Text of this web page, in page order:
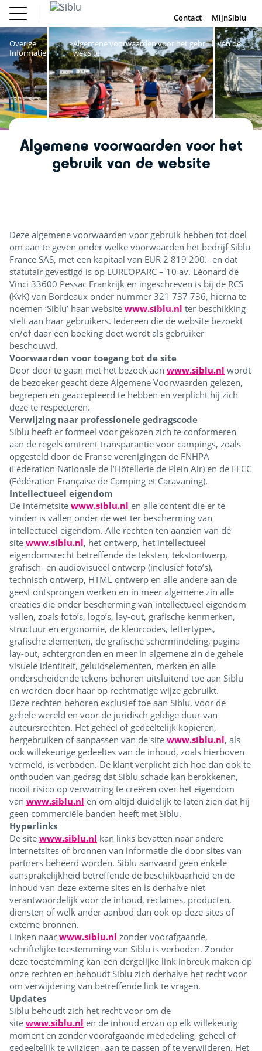
Overslaan
en
naar
de
inhoud
gaan
Fun Pass
Parken)
FR IE EN
Onze Campings
Vakantie Inspiratie
Aanbiedingen
Accommodaties / Kampeerplaatsen
Ontdek Siblu
Fun Pass (Franse Parken)
Chalet Kopen
DE FR IE EN
Contact MijnSiblu
Overige
Informatie
Algemene voorwaarden voor het gebruik van de
website
Algemene voorwaarden voor het
gebruik van de website
Deze algemene voorwaarden voor gebruik hebben tot doel
om aan te geven onder welke voorwaarden het bedrijf Siblu
France SAS, met een kapitaal van EUR 2 819 200.- en dat
statutair gevestigd is op EUREOPARC – 10 av. Léonard de
Vinci 33600 Pessac Frankrijk en ingeschreven is bij de RCS
(KvK) van Bordeaux onder nummer 321 737 736, hierna te
noemen ‘Siblu’ haar website www.siblu.nl ter beschikking
stelt aan haar gebruikers. Iedereen die de website bezoekt
en/of daar een boeking doet wordt als gebruiker
beschouwd.
Voorwaarden voor toegang tot de site
Door door te gaan met het bezoek aan www.siblu.nl wordt
de bezoeker geacht deze Algemene Voorwaarden gelezen,
begrepen en geaccepteerd te hebben en verplicht hij zich
deze te respecteren.
Verwijzing naar professionele gedragscode
Siblu heeft er formeel voor gekozen zich te conformeren
aan de regels omtrent transparantie voor campings, zoals
opgesteld door de Franse verenigingen de FNHPA
(Fédération Nationale de l’Hôtellerie de Plein Air) en de FFCC
(Fédération Française de Camping et Caravaning).
Intellectueel eigendom
De internetsite www.siblu.nl en alle content die er te
vinden is vallen onder de wet ter bescherming van
intellectueel eigendom. Alle rechten ten aanzien van de
site www.siblu.nl, het ontwerp, het intellectueel
eigendomsrecht betreffende de teksten, tekstontwerp,
grafisch- en audiovisueel ontwerp (inclusief foto’s),
technisch ontwerp, HTML ontwerp en alle andere aan de
geest ontsprongen werken en in meer algemene zin alle
creaties die onder bescherming van intellectueel eigendom
vallen, zoals foto’s, logo’s, lay-out, grafische kenmerken,
structuur en ergonomie, de kleurcodes, lettertypes,
grafische elementen, de grafische schermindeling, pagina
lay-out, achtergronden en meer in algemene zin de gehele
visuele identiteit, geluidselementen, merken en alle
onderscheidende tekens behoren uitsluitend toe aan Siblu
en worden door haar op rechtmatige wijze gebruikt.
Deze rechten behoren exclusief toe aan Siblu, voor de
gehele wereld en voor de juridisch geldige duur van
auteursrechten. Het geheel of gedeeltelijk kopiëren,
hergebruiken of aanpassen van de site www.siblu.nl, als
ook willekeurige gedeeltes van de inhoud, zoals hierboven
vermeld, is verboden. De klant verplicht zich hoe dan ook te
onthouden van gedrag dat Siblu schade kan berokkenen,
nooit risico op verwarring te creëren over het eigendom
van www.siblu.nl en om altijd duidelijk te laten zien dat hij
geen commerciële banden heeft met Siblu.
Hyperlinks
De site www.siblu.nl kan links bevatten naar andere
internetsites of bronnen van informatie die door sites van
partners beheerd worden. Siblu aanvaard geen enkele
aansprakelijkheid betreffende de beschikbaarheid en de
inhoud van deze externe sites en is derhalve niet
verantwoordelijk voor de inhoud, reclames, producten,
diensten of welk ander aanbod dan ook op deze sites of
externe bronnen.
Linken naar www.siblu.nl zonder voorafgaande,
schriftelijke toestemming van Siblu is verboden. Zonder
deze toestemming kan een dergelijke link inbreuk maken op
onze rechten en behoudt Siblu zich derhalve het recht voor
om verwijdering van betreffende link te vragen.
Updates
Siblu behoudt zich het recht voor om de
site www.siblu.nl en de inhoud ervan op elk willekeurig
moment en zonder voorafgaande mededeling, geheel of
gedeeltelijk te wijzigen, aan te passen of te verwijderen. Het